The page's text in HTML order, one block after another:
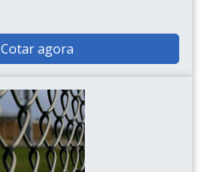
Cotar agora